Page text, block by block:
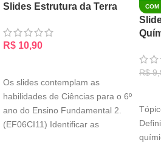
Slides Estrutura da Terra
R$ 10,90
Os slides contemplam as
habilidades de Ciências para o 6º
ano do Ensino Fundamental 2.
(EF06CI11) Identificar as
COM
R$